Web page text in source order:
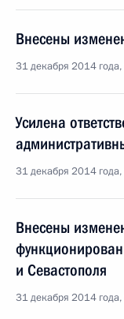
Внесены
31 декабря 2014
Усилена
31 декабря 2014
Внесены
и Севастополя
31 декабря 2014